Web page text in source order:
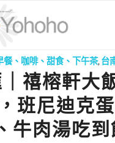
餐、咖啡、甜食、下午茶,台
禧榕軒大
班尼迪克
牛肉湯吃到